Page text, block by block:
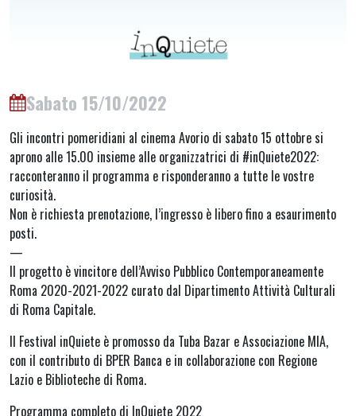
Sabato 15/10/2022
Gli incontri pomeridiani al cinema Avorio di sabato 15 ottobre si
aprono alle 15.00 insieme alle organizzatrici di #inQuiete2022:
racconteranno il programma e risponderanno a tutte le vostre
curiosità.
Non è richiesta prenotazione, l’ingresso è libero fino a esaurimento
posti.
—
Il progetto è vincitore dell’Avviso Pubblico Contemporaneamente
Roma 2020-2021-2022 curato dal Dipartimento Attività Culturali
di Roma Capitale.
Il Festival inQuiete è promosso da Tuba Bazar e Associazione MIA,
con il contributo di BPER Banca e in collaborazione con Regione
Lazio e Biblioteche di Roma.
Programma completo di InQuiete 2022